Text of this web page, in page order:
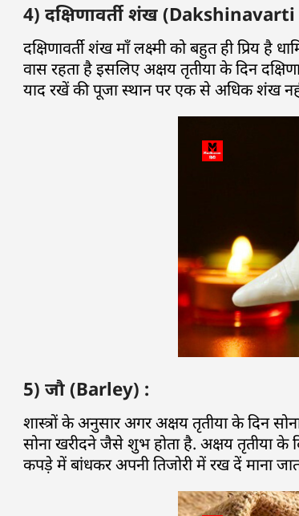
4) दक्षिणावर्ती शंख
दक्षिणावर्ती शंख माँ लक्ष्मी को बहुत ही प्रिय
वास रहता है इसलिए अक्षय तृतीया के दिन
याद रखें की पूजा स्थान पर एक से अधिक शंख
5) जौ (Barley) :
शास्त्रों के अनुसार अगर अक्षय तृतीया के दिन
सोना खरीदने जैसे शुभ होता है. अक्षय तृतीया
कपड़े में बांधकर अपनी तिजोरी में रख दें माना